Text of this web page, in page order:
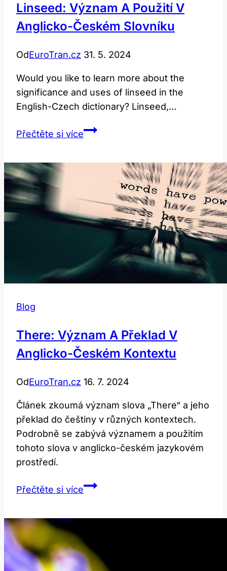
Linseed: Význam A Použití V
Anglicko-Českém Slovníku
OdEuroTran.cz 31. 5. 2024
Would you like to learn more about the
significance and uses of linseed in the
English-Czech dictionary? Linseed,…
Přečtěte si víceLinseed:
anglicko-
českém
slovníku
Blog
There: Význam A Překlad V
Anglicko-Českém Kontextu
OdEuroTran.cz 16. 7. 2024
Článek zkoumá význam slova „There“ a jeho
překlad do češtiny v různých kontextech.
Podrobně se zabývá významem a použitím
tohoto slova v anglicko-českém jazykovém
prostředí.
Přečtěte si víceThere:
v
anglicko-